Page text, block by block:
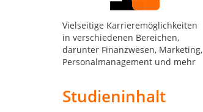
Vielseitige Karrieremöglichkeiten
in verschiedenen Bereichen,
darunter Finanzwesen, Marketing,
Personalmanagement und mehr
Studieninhalt